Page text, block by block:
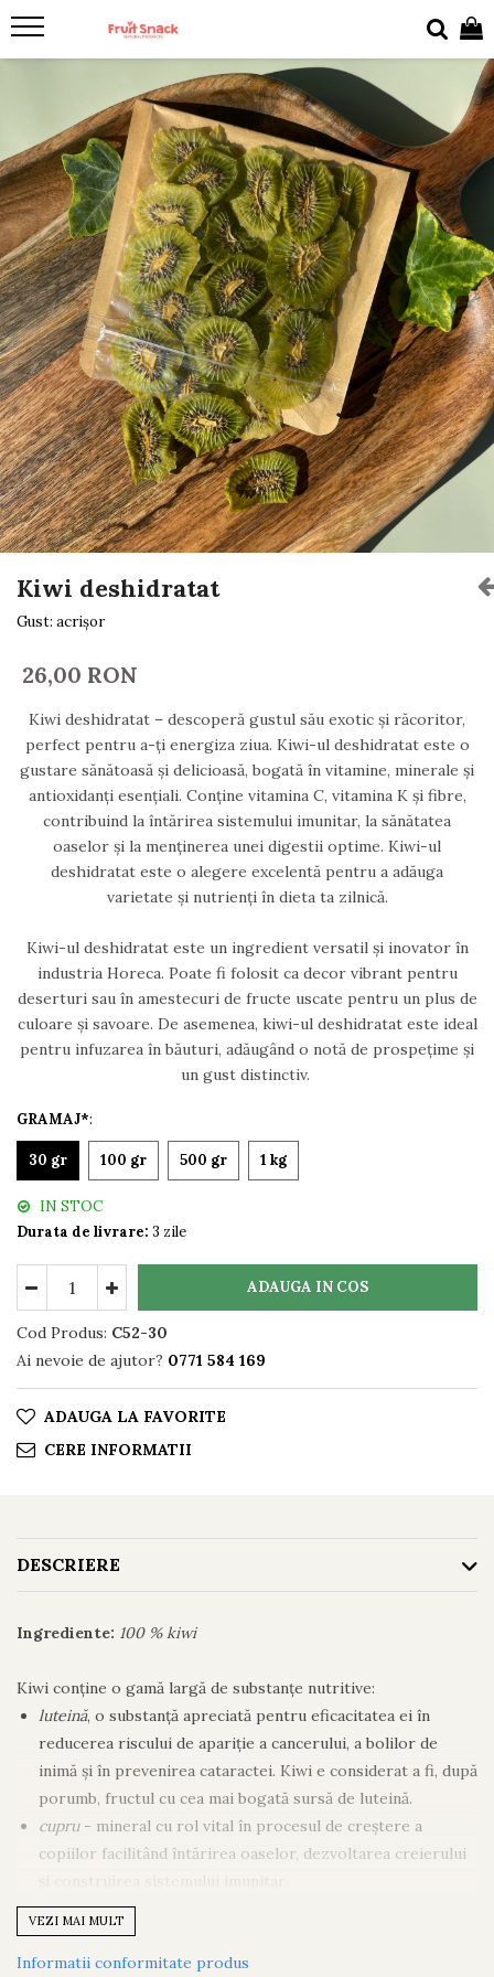
Kiwi deshidratat
Gust: acrișor
26,00 RON
Kiwi deshidratat – descoperă gustul său exotic și răcoritor,
perfect pentru a-ți energiza ziua. Kiwi-ul deshidratat este o
gustare sănătoasă și delicioasă, bogată în vitamine, minerale și
antioxidanți esențiali. Conține vitamina C, vitamina K și fibre,
contribuind la întărirea sistemului imunitar, la sănătatea
oaselor și la menținerea unei digestii optime. Kiwi-ul
deshidratat este o alegere excelentă pentru a adăuga
varietate și nutrienți în dieta ta zilnică.
Kiwi-ul deshidratat este un ingredient versatil și inovator în
industria Horeca. Poate fi folosit ca decor vibrant pentru
deserturi sau în amestecuri de fructe uscate pentru un plus de
culoare și savoare. De asemenea, kiwi-ul deshidratat este ideal
pentru infuzarea în băuturi, adăugând o notă de prospețime și
un gust distinctiv.
GRAMAJ*:
30 gr 100 gr 500 gr 1 kg
IN STOC
Durata de livrare: 3 zile
ADAUGA IN COS
Cod Produs: C52-30
Ai nevoie de ajutor? 0771 584 169
ADAUGA LA FAVORITE
CERE INFORMATII
DESCRIERE
Ingrediente: 100 % kiwi
Kiwi conține o gamă largă de substanțe nutritive:
luteină, o substanță apreciată pentru eficacitatea ei în
reducerea riscului de apariție a cancerului, a bolilor de
inimă și în prevenirea cataractei. Kiwi e considerat a fi, după
porumb, fructul cu cea mai bogată sursă de luteină.
cupru- mineral cu rol vital în procesul de creștere a
copiilor facilitând întărirea oaselor, dezvoltarea creierului
potasiu- mai mult decât bananele. Potasiul ajută la
funcționarea eficientă a inimii și are rol semnificativ în
controlul presiunii arteriale.
VEZI MAI MULT
Informatii conformitate produs